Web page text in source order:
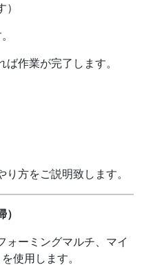
作業が完了します。
方をご説明致します。
ォーミングマルチ、マイ
使用します。